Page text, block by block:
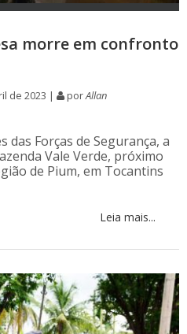
morre em confronto
de 2023 | porAllan
das Forças de Segurança, a
Vale Verde, próximo
de Pium, em Tocantins
Leia mais...